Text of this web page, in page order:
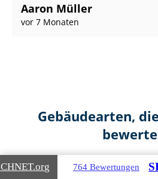
Aaron Müller
vor 7 Monaten
Gebäudearten,
.org 764 Bewertungen